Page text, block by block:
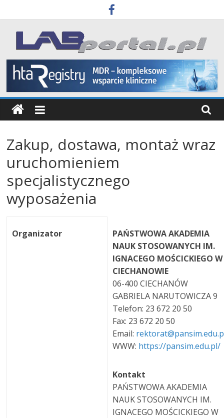
to
content
Labportal
Laboratoria
Aparatura
Badania
Zakup, dostawa, montaż wraz
uruchomieniem
specjalistycznego
wyposażenia
Organizator
PAŃSTWOWA AKADEMIA
NAUK STOSOWANYCH IM.
IGNACEGO MOŚCICKIEGO W
CIECHANOWIE
06-400 CIECHANÓW
GABRIELA NARUTOWICZA 9
Telefon: 23 672 20 50
Fax: 23 672 20 50
Email:
WWW: https://pansim.edu.pl/
Kontakt
PAŃSTWOWA AKADEMIA
NAUK STOSOWANYCH IM.
IGNACEGO MOŚCICKIEGO W